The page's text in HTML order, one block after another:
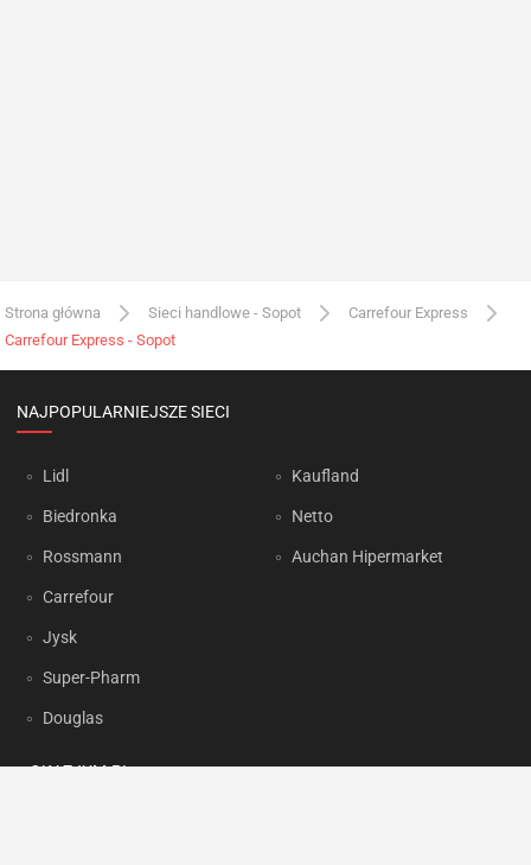
Strona główna Sieci handlowe - Sopot
Carrefour Express
Carrefour Express - Sopot
NAJPOPULARNIEJSZE SIECI
Lidl
Biedronka
Rossmann
Carrefour
Jysk
Super-Pharm
Douglas
Kaufland
Netto
Auchan Hipermarket
OKAZJUM.PL